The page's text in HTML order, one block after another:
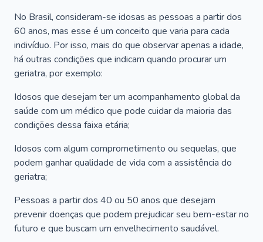
No Brasil, consideram-se idosas as pessoas a partir dos
60 anos, mas esse é um conceito que varia para cada
indivíduo. Por isso, mais do que observar apenas a idade,
há outras condições que indicam quando procurar um
geriatra, por exemplo:
Idosos que desejam ter um acompanhamento global da
saúde com um médico que pode cuidar da maioria das
condições dessa faixa etária;
Idosos com algum comprometimento ou sequelas, que
podem ganhar qualidade de vida com a assistência do
geriatra;
Pessoas a partir dos 40 ou 50 anos que desejam
prevenir doenças que podem prejudicar seu bem-estar no
futuro e que buscam um envelhecimento saudável.